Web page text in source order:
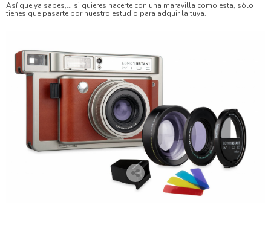
Así que ya sabes,... si quieres hacerte con una maravilla como esta, sólo
tienes que pasarte por nuestro estudio para adquir la tuya.